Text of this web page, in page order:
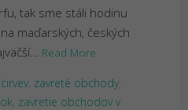
tak sme stáli hodinu
maďarských, českých
Read More
, zavreté obchody,
, zavretie obchodov v